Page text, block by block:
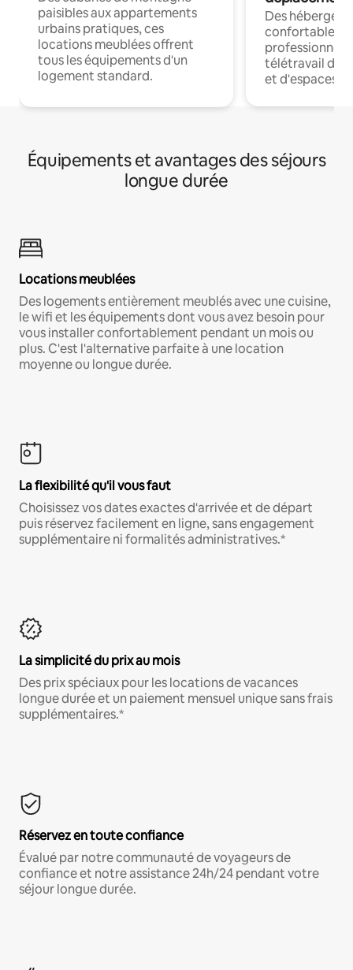
paisibles aux appartements
urbains pratiques, ces
locations meublées offrent
tous les équipements d'un
logement standard.
Des
confortables
professionnels
télétravail
et d'espaces
Équipements et avantages des séjours
longue durée
Locations meublées
Des logements entièrement meublés avec une cuisine,
le wifi et les équipements dont vous avez besoin pour
vous installer confortablement pendant un mois ou
plus. C'est l'alternative parfaite à une location
moyenne ou longue durée.
La flexibilité qu'il vous faut
Choisissez vos dates exactes d'arrivée et de départ
puis réservez facilement en ligne, sans engagement
supplémentaire ni formalités administratives.*
La simplicité du prix au mois
Des prix spéciaux pour les locations de vacances
longue durée et un paiement mensuel unique sans frais
supplémentaires.*
Réservez en toute confiance
Évalué par notre communauté de voyageurs de
confiance et notre assistance 24h/24 pendant votre
séjour longue durée.